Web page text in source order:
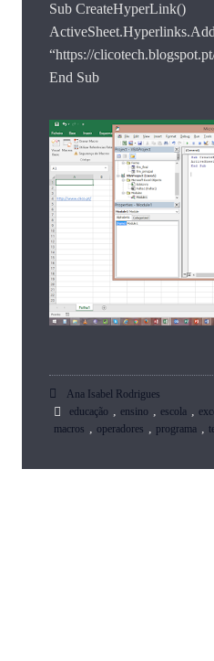
Sub CreateHyperLink()
“https://
End Sub
Ana Isabel Rodrigues
educação , ensino , escola ,
macros , operadores , programa ,